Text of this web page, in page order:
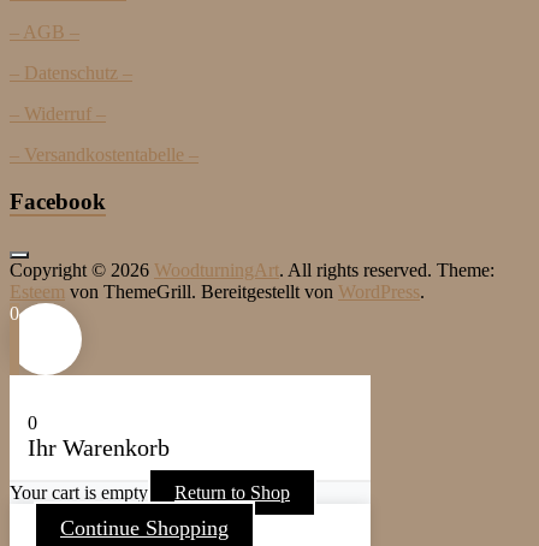
– AGB –
– Datenschutz –
– Widerruf –
– Versandkostentabelle –
Facebook
Copyright © 2026 WoodturningArt. All rights reserved. Theme:
Esteem von ThemeGrill. Bereitgestellt von WordPress.
0
0
Ihr Warenkorb
Your cart is empty Return to Shop
Continue Shopping